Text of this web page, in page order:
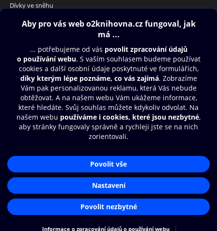
Dívky ve sněhu
339 Kč
Obsah ke stažení
Moje O2 Knihovna
Další zábava
© O2 Czech Republic a.s.
Přístupnost
Zásady zpracování osobních údajů
Nastavení cookies
Aplikace O2 Knihovna
Čti a poslouchej své e-knihy a
audioknihy rychleji a pohodlněji.